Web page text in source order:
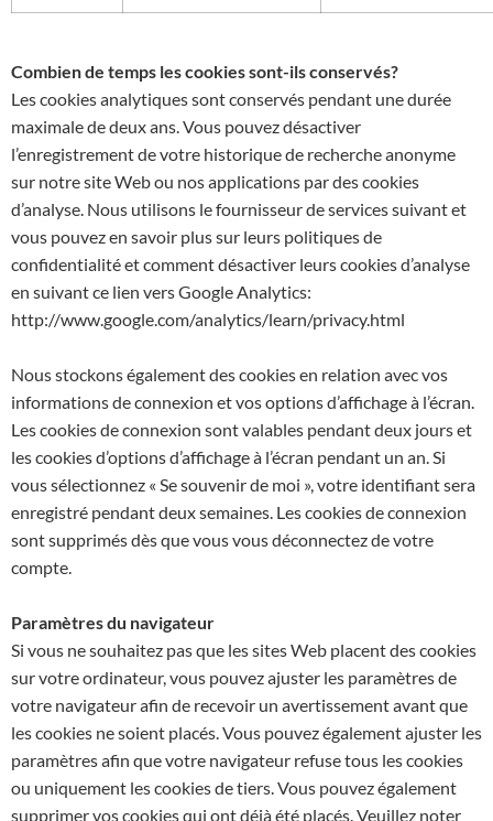
Combien de temps les cookies sont-ils conservés?
Les cookies analytiques sont conservés pendant une durée
maximale de deux ans. Vous pouvez désactiver
l’enregistrement de votre historique de recherche anonyme
sur notre site Web ou nos applications par des cookies
d’analyse. Nous utilisons le fournisseur de services suivant et
vous pouvez en savoir plus sur leurs politiques de
confidentialité et comment désactiver leurs cookies d’analyse
en suivant ce lien vers Google Analytics:
http://www.google.com/analytics/learn/privacy.html
Nous stockons également des cookies en relation avec vos
informations de connexion et vos options d’affichage à l’écran.
Les cookies de connexion sont valables pendant deux jours et
les cookies d’options d’affichage à l’écran pendant un an. Si
vous sélectionnez « Se souvenir de moi », votre identifiant sera
enregistré pendant deux semaines. Les cookies de connexion
sont supprimés dès que vous vous déconnectez de votre
compte.
Paramètres du navigateur
Si vous ne souhaitez pas que les sites Web placent des cookies
sur votre ordinateur, vous pouvez ajuster les paramètres de
votre navigateur afin de recevoir un avertissement avant que
les cookies ne soient placés. Vous pouvez également ajuster les
paramètres afin que votre navigateur refuse tous les cookies
ou uniquement les cookies de tiers. Vous pouvez également
supprimer vos cookies qui ont déjà été placés. Veuillez noter